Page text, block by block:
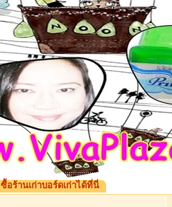
ซื้อร้านเก่าบอร์ดเก่าได้ที่นี่